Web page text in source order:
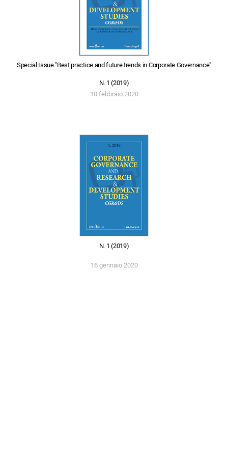
Special Issue "Best practice and future trends in Corporate Governance"
N. 1 (2019)
10 febbraio 2020
N. 1 (2019)
16 gennaio 2020